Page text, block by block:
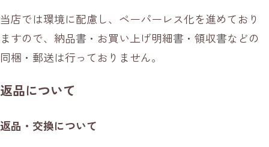
当店では環境に配慮し、ペーパーレス化を進めており
ますので、納品書・お買い上げ明細書・領収書などの
同梱・郵送は行っておりません。
返品について
返品・交換について